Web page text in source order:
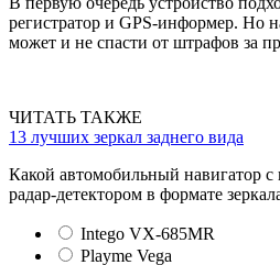
регистратор и GPS-информер. Но
может и не спасти от штрафов за
ЧИТАТЬ ТАКЖЕ
13 лучших зеркал заднего вида
Какой автомобильный навигатор с
радар-детектором в формате
Intego VX-685MR
Playme Vega